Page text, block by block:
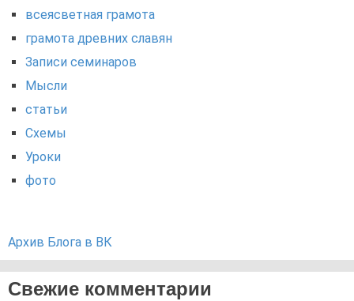
всеясветная грамота
грамота древних славян
Записи семинаров
Мысли
статьи
Схемы
Уроки
фото
Архив Блога в ВК
Свежие комментарии